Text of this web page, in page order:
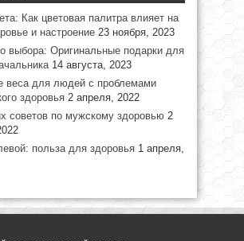
Как цветовая палитра влияет на
и настроение 23 ноября, 2023
выбора: Оригинальные подарки для
14 августа, 2023
веса для людей с проблемами
здоровья 2 апреля, 2022
советов по мужскому здоровью 2
польза для здоровья 1 апреля,